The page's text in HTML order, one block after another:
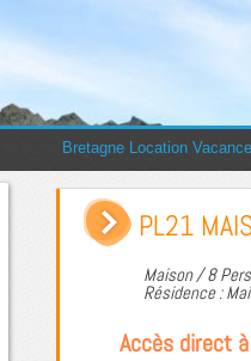
You are here:
Bretagne Location
PL21
Maison / 8
Résidence :
Accès direct